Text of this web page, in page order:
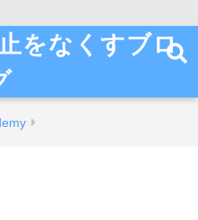
をなくすブロ